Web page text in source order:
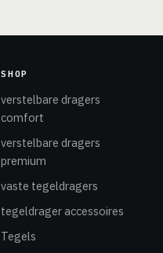
SHOP
verstelbare dragers
comfort
verstelbare dragers
premium
vaste tegeldragers
tegeldrager accessoires
Tegels